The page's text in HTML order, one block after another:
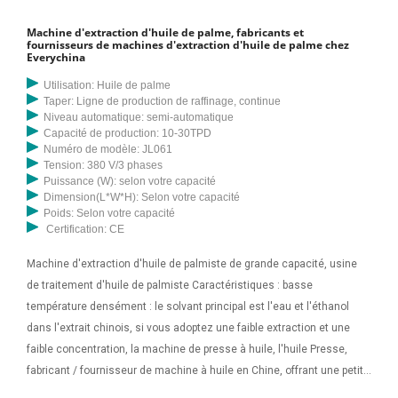
huile peut également être appelée extracteur d'huile de graines,
presse à huile d'arachide, presse à huile de sésame, presse à huile
de palme, presse à huile hydraulique, etc. Ce type de machine
d'extraction d'huile est un système hydraulique spécial
Machine d'extraction d'huile de palme, fabricants et
fournisseurs de machines d'extraction d'huile de palme chez
Everychina
Utilisation: Huile de palme
Taper: Ligne de production de raffinage, continue
Niveau automatique: semi-automatique
Capacité de production: 10-30TPD
Numéro de modèle: JL061
Tension: 380 V/3 phases
Puissance (W): selon votre capacité
Dimension(L*W*H): Selon votre capacité
Poids: Selon votre capacité
Certification: CE
Machine d'extraction d'huile de palmiste de grande capacité, usine
de traitement d'huile de palmiste Caractéristiques : basse
température densément : le solvant principal est l'eau et l'éthanol
dans l'extrait chinois, si vous adoptez une faible extraction et une
faible concentration, la machine de presse à huile, l'huile Presse,
fabricant / fournisseur de machine à huile en Chine, offrant une petite